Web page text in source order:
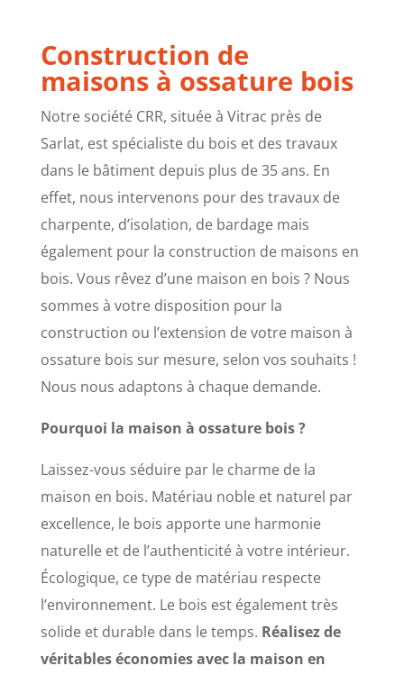
Construction de
maisons à ossature bois
Notre société CRR, située à Vitrac près de
Sarlat, est spécialiste du bois et des travaux
dans le bâtiment depuis plus de 35 ans. En
effet, nous intervenons pour des travaux de
charpente, d’isolation, de bardage mais
également pour la construction de maisons en
bois. Vous rêvez d’une maison en bois ? Nous
sommes à votre disposition pour la
construction ou l’extension de votre maison à
ossature bois sur mesure, selon vos souhaits !
Nous nous adaptons à chaque demande.
Pourquoi la maison à ossature bois ?
Laissez-vous séduire par le charme de la
maison en bois. Matériau noble et naturel par
excellence, le bois apporte une harmonie
naturelle et de l’authenticité à votre intérieur.
Écologique, ce type de matériau respecte
l’environnement. Le bois est également très
solide et durable dans le temps. Réalisez de
véritables économies avec la maison en